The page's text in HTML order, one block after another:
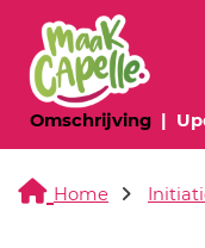
Omschrijving
Home